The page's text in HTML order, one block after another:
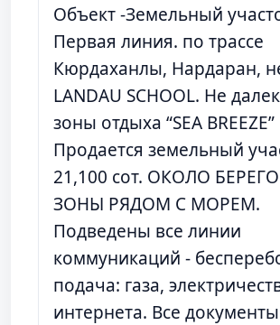
Объект -Земельный
Первая линия. по трассе
Кюрдаханлы, Нардаран,
LANDAU SCHOOL. Не
зоны отдыха “SEA BREEZE”
Продается земельный
21,100 сот. ОКОЛО
ЗОНЫ РЯДОМ С МОРЕМ.
Подведены все линии
коммуникаций -
подача: газа,
интернета. Все